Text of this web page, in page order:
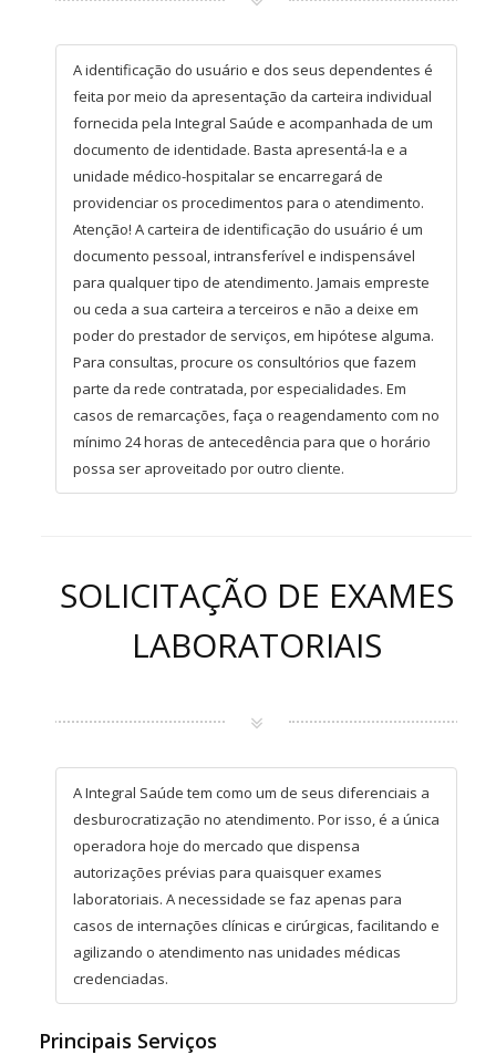
A identificação do usuário e dos seus dependentes é
feita por meio da apresentação da carteira individual
fornecida pela Integral Saúde e acompanhada de um
documento de identidade. Basta apresentá-la e a
unidade médico-hospitalar se encarregará de
providenciar os procedimentos para o atendimento.
Atenção! A carteira de identificação do usuário é um
documento pessoal, intransferível e indispensável
para qualquer tipo de atendimento. Jamais empreste
ou ceda a sua carteira a terceiros e não a deixe em
poder do prestador de serviços, em hipótese alguma.
Para consultas, procure os consultórios que fazem
parte da rede contratada, por especialidades. Em
casos de remarcações, faça o reagendamento com no
mínimo 24 horas de antecedência para que o horário
possa ser aproveitado por outro cliente.
SOLICITAÇÃO DE EXAMES
LABORATORIAIS
A Integral Saúde tem como um de seus diferenciais a
desburocratização no atendimento. Por isso, é a única
operadora hoje do mercado que dispensa
autorizações prévias para quaisquer exames
laboratoriais. A necessidade se faz apenas para
casos de internações clínicas e cirúrgicas, facilitando e
agilizando o atendimento nas unidades médicas
credenciadas.
Principais Serviços